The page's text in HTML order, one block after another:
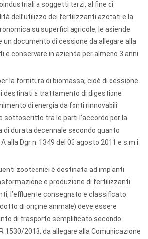
a soggetti terzi, al fine di
dell’utilizzo dei fertilizzanti azotati e la
su superfici agricole, le asiende
documento di cessione da allegare alla
e conservare in azienda per almeno 3 anni.
la fornitura di biomassa, cioè di cessione
destinati a trattamento di digestione
di energia da fonti rinnovabili
sottoscritto tra le parti l’accordo per la
di durata decennale secondo quanto
alla Dgr n. 1349 del 03 agosto 2011 e s.m.i.
zootecnici è destinata ad impianti
e produzione di fertilizzanti
l’effluente consegnato e classificato
di origine animale) deve essere
di trasporto semplificato secondo
1530/2013, da allegare alla Comunicazione